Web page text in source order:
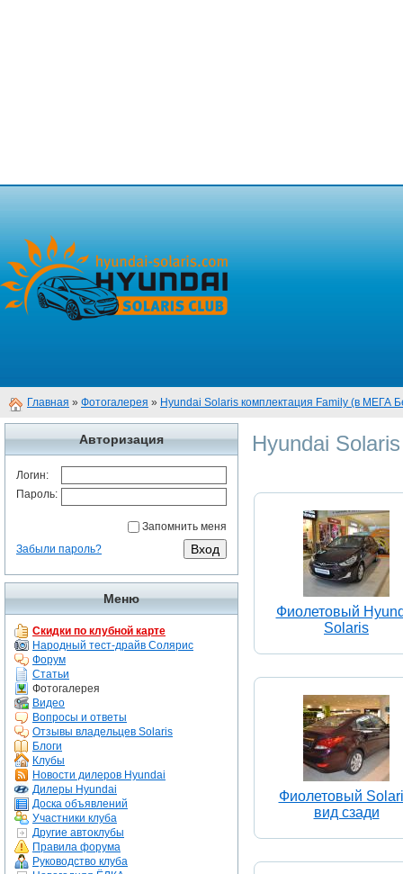
Главная » Фотогалерея » Hyundai Solaris комплектация Family (в МЕГА
Авторизация
Логин:
Пароль:
Запомнить меня
Забыли пароль?
Меню
Скидки по клубной карте
Народный тест-драйв Солярис
Форум
Статьи
Фотогалерея
Видео
Вопросы и ответы
Отзывы владельцев Solaris
Блоги
Клубы
Новости дилеров Hyundai
Дилеры Hyundai
Доска объявлений
Участники клуба
Другие автоклубы
Правила форума
Руководство клуба
Hyundai
Фиолетовый
Solaris
Фиолетовый
вид сзади